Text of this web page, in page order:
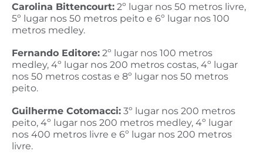
Carolina Bittencourt: 2º lugar nos 50 metros livre,
5º lugar nos 50 metros peito e 6º lugar nos 100
metros medley.
Fernando Editore: 2º lugar nos 100 metros
medley, 4º lugar nos 200 metros costas, 4º lugar
nos 50 metros costas e 8º lugar nos 50 metros
peito.
Guilherme Cotomacci: 3º lugar nos 200 metros
peito, 4º lugar nos 200 metros medley, 4º lugar
nos 400 metros livre e 6º lugar nos 200 metros
livre.